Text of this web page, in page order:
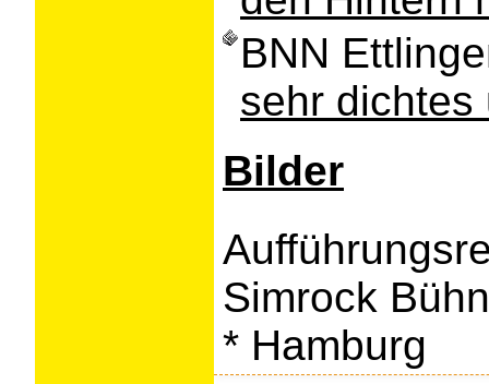
BNN
sehr dichtes
Bilder
Simrock
* Hamburg